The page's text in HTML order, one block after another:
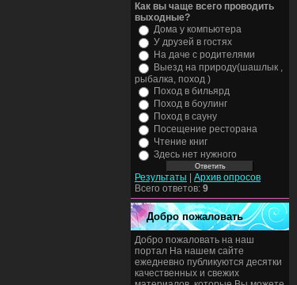
Как вы чаще всего проводить
выходные?
Дома у компьютера
У друзей в гостях
На даче с родителями
Выезд на природу(шашлык ,
рыбалка, поход )
Поход в бильярд
Поход в боулинг
Поход в сауну
Посещение ресторана
Чтение книг
Здесь нет нужного
Результаты
Архив опросов
Всего ответов: 9
Добро пожаловать
Добро пожаловать на наш
портал На нашем сайте
ежедневно публикуются десятки
качественных и свежих